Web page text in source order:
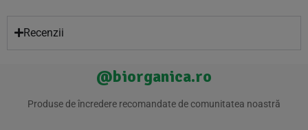
Recenzii
@biorganica.ro
Produse de încredere recomandate de comunitatea noastră